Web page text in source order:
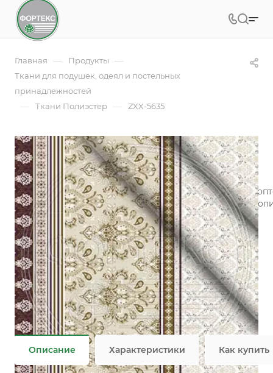
Главная — Продукты —
Ткани для подушек, одеял и постельных
принадлежностей
— Ткани Полиэстер — ZXX-5635
ZXX-5635
Арт.ZXX-5635
Экологически безопасная ткань полиэстер дешевый
Хорошие свойства воздухопроницаемости и
материала - 55 гр.
Подробности
Заказать
Задать вопрос
Ткань Полэстер оптовая продажа
Не является публичной офертой
Описание Характеристики Как купить